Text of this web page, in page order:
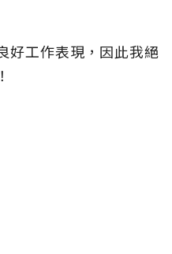
好工作表現，因此我絕